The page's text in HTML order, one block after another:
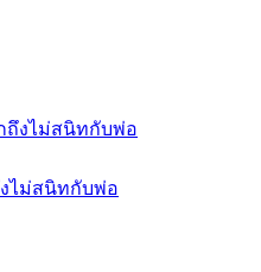
ไม่สนิทกับพ่อ